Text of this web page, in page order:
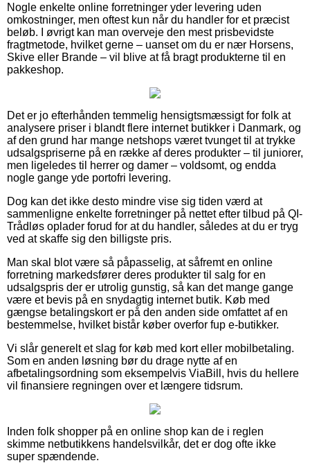
Nogle enkelte online forretninger yder levering uden
omkostninger, men oftest kun når du handler for et præcist
beløb. I øvrigt kan man overveje den mest prisbevidste
fragtmetode, hvilket gerne – uanset om du er nær Horsens,
Skive eller Brande – vil blive at få bragt produkterne til en
pakkeshop.
Det er jo efterhånden temmelig hensigtsmæssigt for folk at
analysere priser i blandt flere internet butikker i Danmark, og
af den grund har mange netshops været tvunget til at trykke
udsalgspriserne på en række af deres produkter – til juniorer,
men ligeledes til herrer og damer – voldsomt, og endda
nogle gange yde portofri levering.
Dog kan det ikke desto mindre vise sig tiden værd at
sammenligne enkelte forretninger på nettet efter tilbud på QI-
Trådløs oplader forud for at du handler, således at du er tryg
ved at skaffe sig den billigste pris.
Man skal blot være så påpasselig, at såfremt en online
forretning markedsfører deres produkter til salg for en
udsalgspris der er utrolig gunstig, så kan det mange gange
være et bevis på en snydagtig internet butik. Køb med
gængse betalingskort er på den anden side omfattet af en
bestemmelse, hvilket bistår køber overfor fup e-butikker.
Vi slår generelt et slag for køb med kort eller mobilbetaling.
Som en anden løsning bør du drage nytte af en
afbetalingsordning som eksempelvis ViaBill, hvis du hellere
vil finansiere regningen over et længere tidsrum.
Inden folk shopper på en online shop kan de i reglen
skimme netbutikkens handelsvilkår, det er dog ofte ikke
super spændende.